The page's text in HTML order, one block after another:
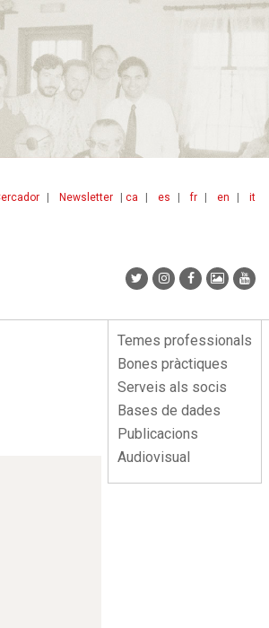
ca es fr en it
Newsletter
Menu
lateral
Temes professionals
Bones pràctiques
Serveis als socis
Bases de dades
Publicacions
Audiovisual